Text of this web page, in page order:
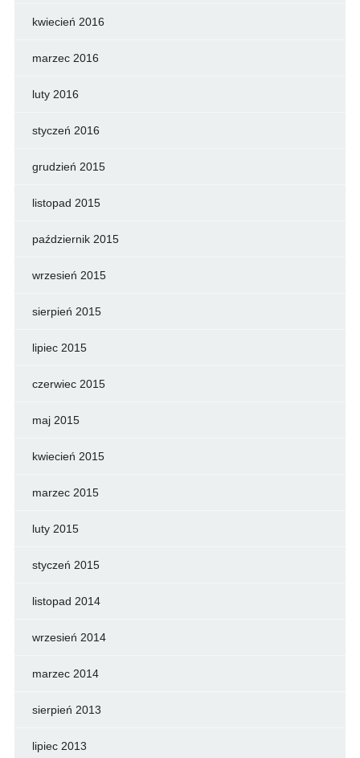
kwiecień 2016
marzec 2016
luty 2016
styczeń 2016
grudzień 2015
listopad 2015
październik 2015
wrzesień 2015
sierpień 2015
lipiec 2015
czerwiec 2015
maj 2015
kwiecień 2015
marzec 2015
luty 2015
styczeń 2015
listopad 2014
wrzesień 2014
marzec 2014
sierpień 2013
lipiec 2013